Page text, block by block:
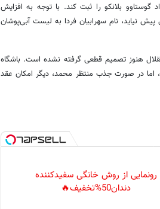
گوستاوو بلانکو را ثبت کند. با توجه به افزایش
نیاید، نام سهرابیان فردا به لیست آبی‌پوشان
هنوز تصمیم قطعی گرفته نشده است. باشگاه
اما در صورت جذب منتظر محمد، دیگر امکان عقد
رونمایی از روش خانگی سفیدکننده
دندان50%تخفیف🔥